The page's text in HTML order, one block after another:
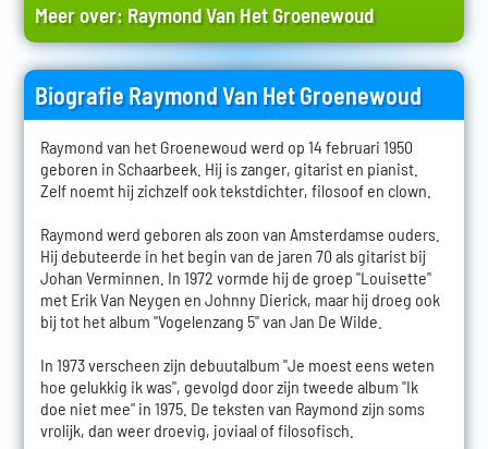
Meer over: Raymond Van Het Groenewoud
Biografie Raymond Van Het Groenewoud
Raymond van het Groenewoud werd op 14 februari 1950
geboren in Schaarbeek. Hij is zanger, gitarist en pianist.
Zelf noemt hij zichzelf ook tekstdichter, filosoof en clown.
Raymond werd geboren als zoon van Amsterdamse ouders.
Hij debuteerde in het begin van de jaren 70 als gitarist bij
Johan Verminnen. In 1972 vormde hij de groep "Louisette"
met Erik Van Neygen en Johnny Dierick, maar hij droeg ook
bij tot het album "Vogelenzang 5" van Jan De Wilde.
In 1973 verscheen zijn debuutalbum "Je moest eens weten
hoe gelukkig ik was", gevolgd door zijn tweede album "Ik
doe niet mee" in 1975. De teksten van Raymond zijn soms
vrolijk, dan weer droevig, joviaal of filosofisch.